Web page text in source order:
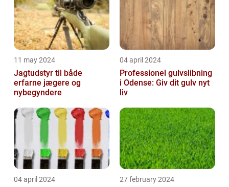
11 may 2024
Jagtudstyr til både
erfarne jægere og
nybegyndere
04 april 2024
Professionel gulvslibning
i Odense: Giv dit gulv nyt
liv
04 april 2024 27 february 2024